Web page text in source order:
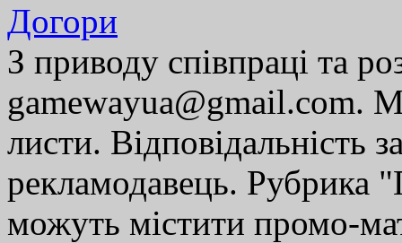
Догори
З приводу співпраці та
gamewayua@gmail.com.
листи. Відповідальність
рекламодавець. Рубрика
можуть містити промо-